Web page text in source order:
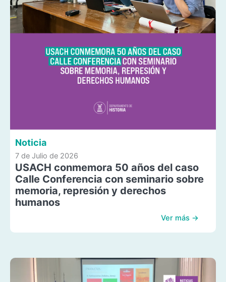
Noticia
7 de Julio de 2026
USACH conmemora 50 años del caso
Calle Conferencia con seminario sobre
memoria, represión y derechos
humanos
Ver más →